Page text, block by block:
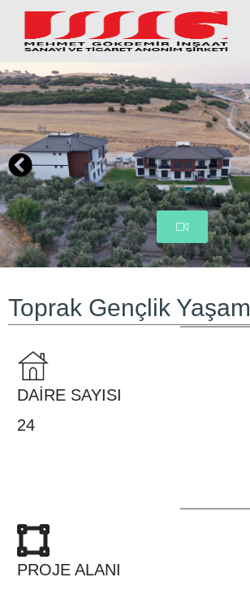
content
Toprak Gençlik
DAİRE SAYISI
24
PROJE ALANI